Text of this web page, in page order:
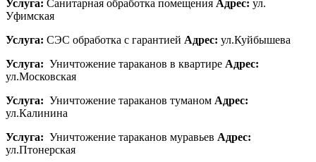
Услуга: Санитарная обработка помещения Адрес: ул.
Уфимская
Услуга: СЭС обработка с гарантией Адрес: ул.Куйбышева
Услуга: Уничтожение тараканов в квартире Адрес:
ул.Московская
Услуга: Уничтожение тараканов туманом Адрес:
ул.Калинина
Услуга: Уничтожение тараканов муравьев Адрес:
ул.Птонерская